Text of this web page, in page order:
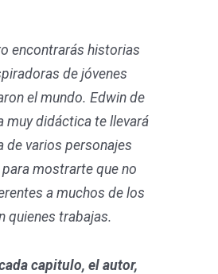
encontrarás historias
de jóvenes
el mundo. Edwin de
muy didáctica te llevará
de varios personajes
mostrarte que no
a muchos de los
quienes trabajas.
capitulo, el autor,